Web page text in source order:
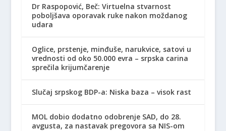
Dr Raspopović, Beč: Virtuelna stvarnost
poboljšava oporavak ruke nakon moždanog
udara
Oglice, prstenje, minđuše, narukvice, satovi u
vrednosti od oko 50.000 evra – srpska carina
sprečila krijumčarenje
Slučaj srpskog BDP-a: Niska baza – visok rast
MOL dobio dodatno odobrenje SAD, do 28.
avgusta, za nastavak pregovora sa NIS-om